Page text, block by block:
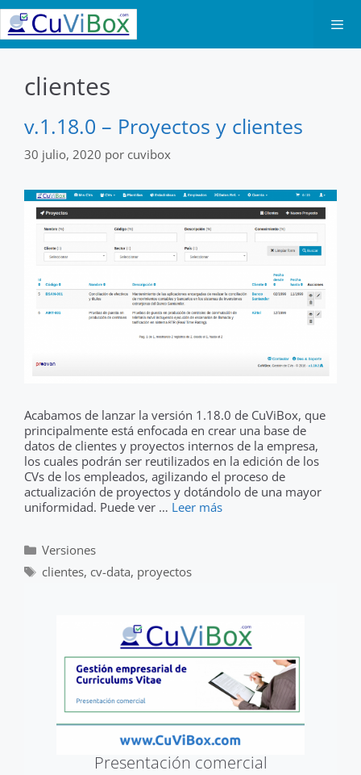
Saltar
contenido
clientes
v.1.18.0 – Proyectos y clientes
30 julio, 2020 por cuvibox
Acabamos de lanzar la versión 1.18.0 de CuViBox, que
principalmente está enfocada en crear una base de
datos de clientes y proyectos internos de la empresa,
los cuales podrán ser reutilizados en la edición de los
CVs de los empleados, agilizando el proceso de
actualización de proyectos y dotándolo de una mayor
uniformidad. Puede ver … Leer más
Categorías
Versiones
Etiquetas
clientes, cv-data, proyectos
Presentación comercial